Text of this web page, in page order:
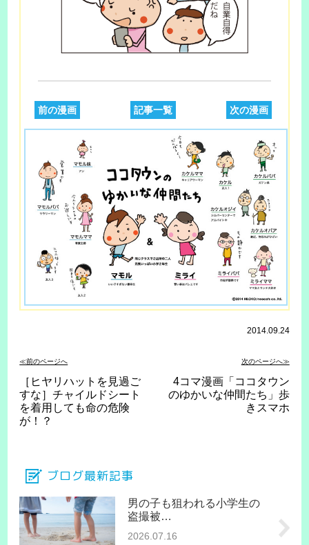
前の漫画 記事一覧 次の漫画
2014.09.24
≪前のページへ 次のページへ≫
［ヒヤリハットを見過ご
すな］チャイルドシート
を着用しても命の危険
が！？
4コマ漫画「ココタウン
のゆかいな仲間たち」歩
きスマホ
ブログ最新記事
男の子も狙われる小学生の
盗撮被…
2026.07.16